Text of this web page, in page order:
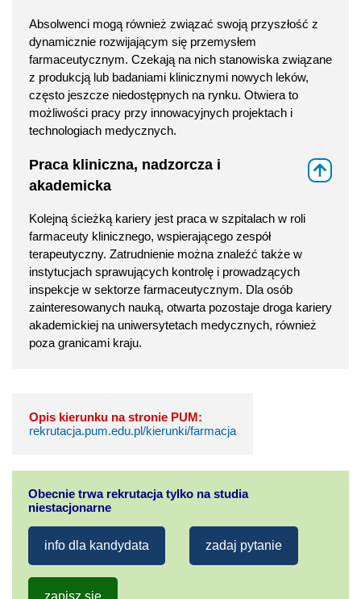
Absolwenci mogą również związać swoją przyszłość z
dynamicznie rozwijającym się przemysłem
farmaceutycznym. Czekają na nich stanowiska związane
z produkcją lub badaniami klinicznymi nowych leków,
często jeszcze niedostępnych na rynku. Otwiera to
możliwości pracy przy innowacyjnych projektach i
technologiach medycznych.
Praca kliniczna, nadzorcza i
akademicka
Kolejną ścieżką kariery jest praca w szpitalach w roli
farmaceuty klinicznego, wspierającego zespół
terapeutyczny. Zatrudnienie można znaleźć także w
instytucjach sprawujących kontrolę i prowadzących
inspekcje w sektorze farmaceutycznym. Dla osób
zainteresowanych nauką, otwarta pozostaje droga kariery
akademickiej na uniwersytetach medycznych, również
poza granicami kraju.
Opis kierunku na stronie PUM:
rekrutacja.pum.edu.pl/kierunki/farmacja
Obecnie trwa rekrutacja tylko na studia
niestacjonarne
info dla kandydata zadaj pytanie